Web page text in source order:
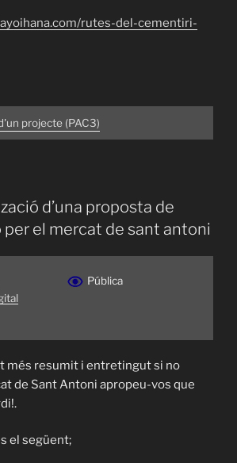
rutes-del-cementiri-
projecte (PAC3)
d’una proposta de
el mercat de sant antoni
Pública
més resumit i entretingut si no
de Sant Antoni apropeu-vos que
el següent;